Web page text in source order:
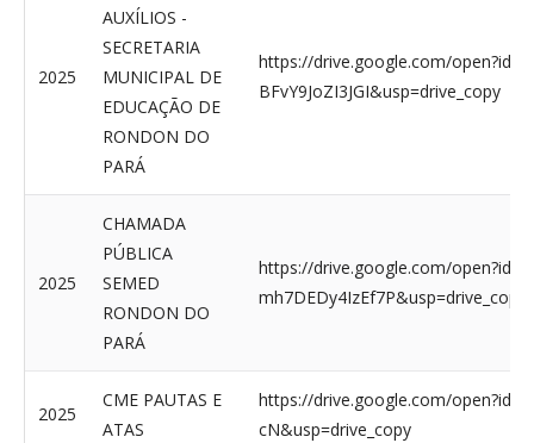
2025
AUXÍLIOS -
SECRETARIA
MUNICIPAL DE
EDUCAÇÃO DE
RONDON DO
PARÁ
https://drive.google.com/
BFvY9JoZI3JGI&usp=drive_copy
2025
CHAMADA
PÚBLICA
SEMED
RONDON DO
PARÁ
https://drive.google.com/
mh7DEDy4IzEf7P&usp=drive_copy
2025
CME PAUTAS E
ATAS
https://drive.google.com/
cN&usp=drive_copy